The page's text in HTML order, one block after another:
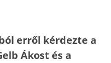
erről kérdezte a
Ákost és a